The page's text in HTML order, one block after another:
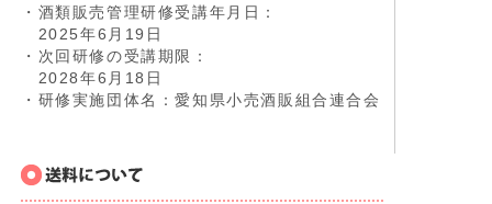
・酒類販売管理研修受講年月日：
2025年6月19日
・次回研修の受講期限：
2028年6月18日
・研修実施団体名：愛知県小売酒販組合連合会